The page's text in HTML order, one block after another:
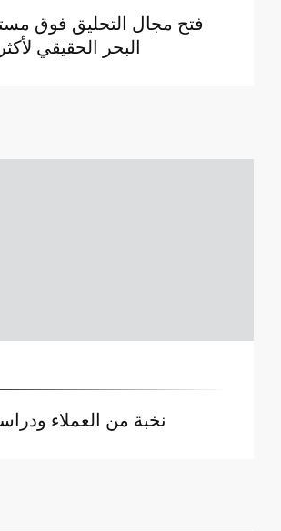
فتح مجال التحليق فوق
البحر الحقيقي لأكثر
نخبة من العملاء